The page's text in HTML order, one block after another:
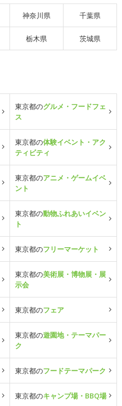
神奈川県 千葉県
栃木県 茨城県
東京都のグルメ・フードフェ
ス
東京都の体験イベント・アク
ティビティ
東京都のアニメ・ゲームイベ
ント
東京都の動物ふれあいイベン
ト
東京都のフリーマーケット
東京都の美術展・博物展・展
示会
東京都のフェア
東京都の遊園地・テーマパー
ク
東京都のフードテーマパーク
東京都のキャンプ場・BBQ場